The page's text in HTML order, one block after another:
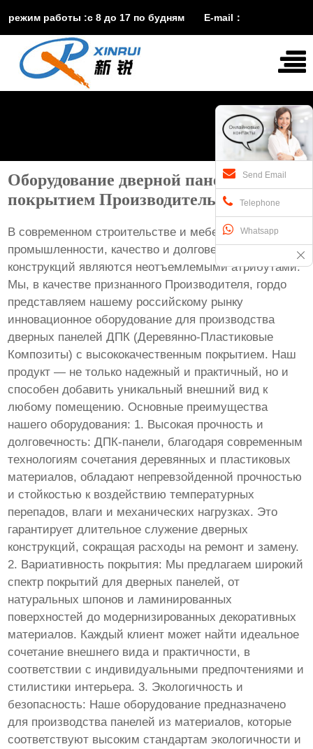
режим работы :с 8 до 17 по будням E-mail：
vira@xinruisuji.comWhatsApp： 
Оборудование дверной панели ДПК с
покрытием Производитель
В современном строительстве и мебельной
промышленности, качество и долговечность дверных
конструкций являются неотъемлемыми атрибутами.
Мы, в качестве признанного Производителя, гордо
представляем нашему российскому рынку
инновационное оборудование для производства
дверных панелей ДПК (Деревянно-Пластиковые
Композиты) с высококачественным покрытием. Наш
продукт — не только надежный и практичный, но и
способен добавить уникальный внешний вид к
любому помещению. Основные преимущества
нашего оборудования: 1. Высокая прочность и
долговечность: ДПК-панели, благодаря современным
технологиям сочетания деревянных и пластиковых
материалов, обладают непревзойденной прочностью
и стойкостью к воздействию температурных
перепадов, влаги и механических нагрузках. Это
гарантирует длительное служение дверных
конструкций, сокращая расходы на ремонт и замену.
2. Вариативность покрытия: Мы предлагаем широкий
спектр покрытий для дверных панелей, от
натуральных шпонов и ламинированных
поверхностей до модернизированных декоративных
материалов. Каждый клиент может найти идеальное
сочетание внешнего вида и практичности, в
соответствии с индивидуальными предпочтениями и
стилистики интерьера. 3. Экологичность и
безопасность: Наше оборудование предназначено
для производства панелей из материалов, которые
соответствуют высоким стандартам экологичности и
Send Email
Telephone
Whatsapp